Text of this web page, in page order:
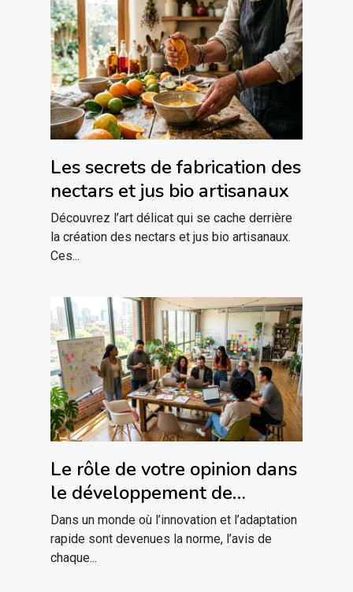
Les secrets de fabrication des
nectars et jus bio artisanaux
Découvrez l’art délicat qui se cache derrière
la création des nectars et jus bio artisanaux.
Ces...
Le rôle de votre opinion dans
le développement de
nouveaux produits
Dans un monde où l’innovation et l’adaptation
rapide sont devenues la norme, l’avis de
chaque...